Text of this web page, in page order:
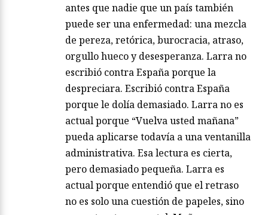
antes que nadie que un país también
puede ser una enfermedad: una mezcla
de pereza, retórica, burocracia, atraso,
orgullo hueco y desesperanza. Larra no
escribió contra España porque la
despreciara. Escribió contra España
porque le dolía demasiado. Larra no es
actual porque “Vuelva usted mañana”
pueda aplicarse todavía a una ventanilla
administrativa. Esa lectura es cierta,
pero demasiado pequeña. Larra es
actual porque entendió que el retraso
no es solo una cuestión de papeles, sino